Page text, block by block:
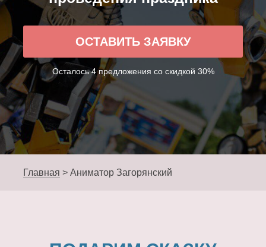
ОСТАВИТЬ ЗАЯВКУ
Осталось 4 предложения со скидкой 30%
Главная > Аниматор Загорянский